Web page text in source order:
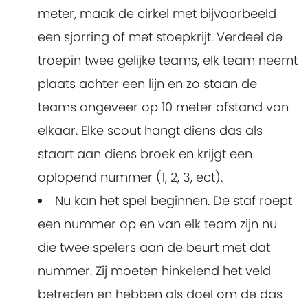
meter, maak de cirkel met bijvoorbeeld
een sjorring of met stoepkrijt. Verdeel de
troepin twee gelijke teams, elk team neemt
plaats achter een lijn en zo staan de
teams ongeveer op 10 meter afstand van
elkaar. Elke scout hangt diens das als
staart aan diens broek en krijgt een
oplopend nummer (1, 2, 3, ect).
Nu kan het spel beginnen. De staf roept
een nummer op en van elk team zijn nu
die twee spelers aan de beurt met dat
nummer. Zij moeten hinkelend het veld
betreden en hebben als doel om de das